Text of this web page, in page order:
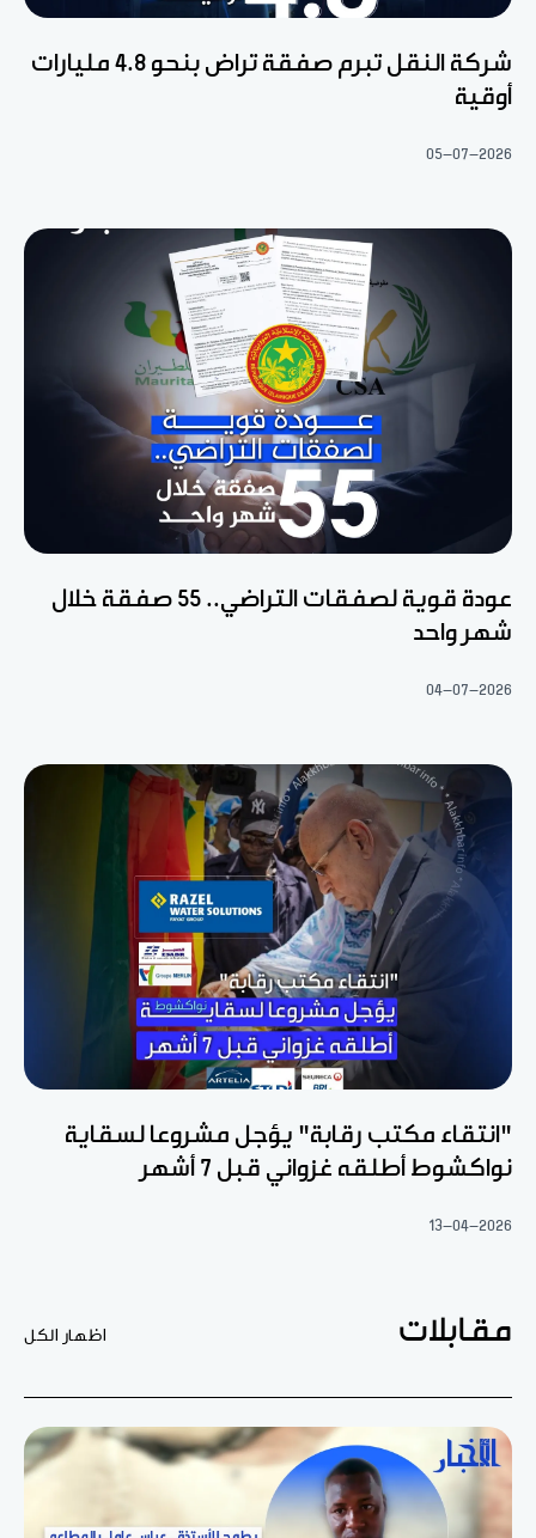
شركة النقل تبرم صفقة تراض بنحو 4.8 مليارات
أوقية
05-07-2026
عودة قوية لصفقات التراضي.. 55 صفقة خلال
شهر واحد
04-07-2026
"انتقاء مكتب رقابة" يؤجل مشروعا لسقاية
نواكشوط أطلقه غزواني قبل 7 أشهر
13-04-2026
مقابلات اظهار الكل